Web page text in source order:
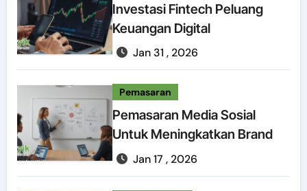
Investasi Fintech Peluang
Keuangan Digital
Jan 31 , 2026
Pemasaran
Pemasaran Media Sosial
Untuk Meningkatkan Brand
Jan 17 , 2026